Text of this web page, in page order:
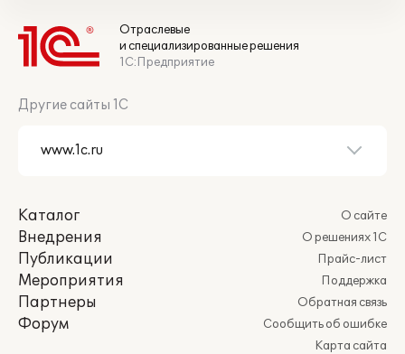
Отраслевые
и специализированные решения
1С:Предприятие
Другие сайты 1С
Каталог
Внедрения
Публикации
Мероприятия
Партнеры
Форум
О сайте
О решениях 1С
Прайс-лист
Поддержка
Обратная связь
Сообщить об ошибке
Карта сайта